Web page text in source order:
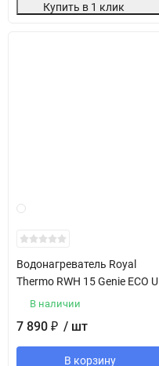
Купить в 1 клик
Водонагреватель Royal
Thermo RWH 15 Genie ECO U
В наличии
7 890 ₽ / шт
В корзину